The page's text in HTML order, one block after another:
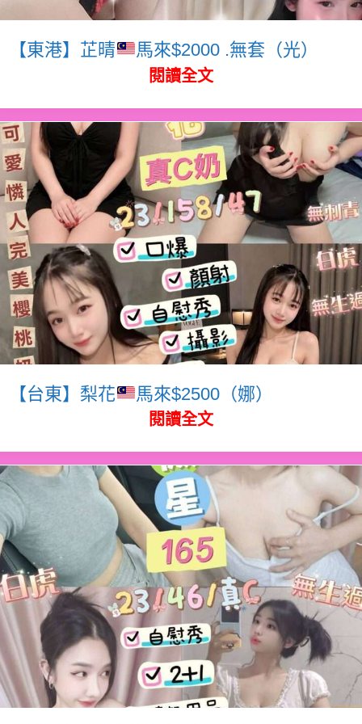
【東港】芷晴 馬來$2000 .無套（光）
閱讀全文
【台東】梨花 馬來$2500（娜）
閱讀全文